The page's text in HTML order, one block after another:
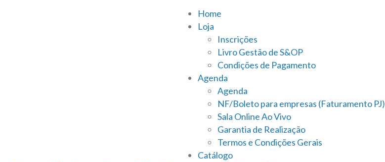
Home
Loja
Inscrições
Livro Gestão de S&OP
Condições de Pagamento
Agenda
Agenda
NF/Boleto para empresas (Faturamento PJ)
Sala Online Ao Vivo
Garantia de Realização
Termos e Condições Gerais
Catálogo